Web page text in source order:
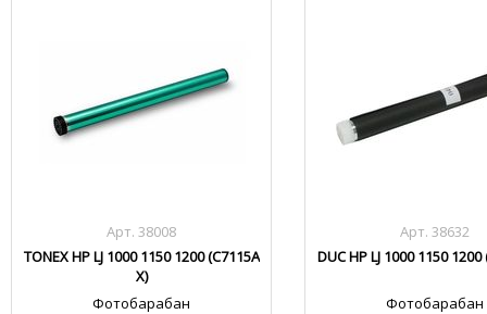
Арт. 38008
TONEX HP LJ 1000 1150 1200 (C7115A
X)
Фотобарабан
Арт. 38632
DUC HP LJ 1000 1150 1200
Фотобарабан